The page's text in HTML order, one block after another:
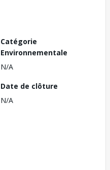
Catégorie
Environnementale
N/A
Date de clôture
N/A